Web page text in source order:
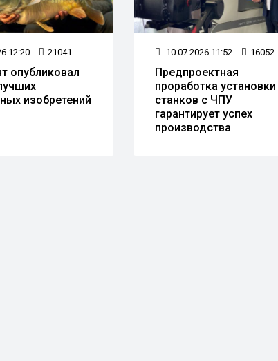
16052
Предпроектная
проработка установки
станков с ЧПУ
гарантирует успех